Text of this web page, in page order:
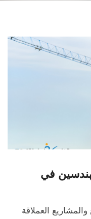
في
العملاقة